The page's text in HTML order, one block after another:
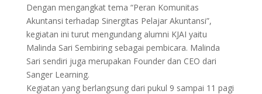
Dengan mengangkat tema “Peran Komunitas
Akuntansi terhadap Sinergitas Pelajar Akuntansi”,
kegiatan ini turut mengundang alumni KJAI yaitu
Malinda Sari Sembiring sebagai pembicara. Malinda
Sari sendiri juga merupakan Founder dan CEO dari
Sanger Learning.
Kegiatan yang berlangsung dari pukul 9 sampai 11 pagi